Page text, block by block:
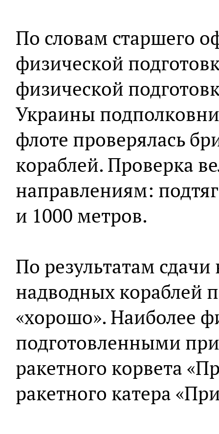
По словам старшего
физической
физической
Украины
флоте проверялась
кораблей. Проверка
направлениям:
и 1000 метров.
По результатам
надводных кораблей
«хорошо». Наиболее
подготовленными
ракетного корвета
ракетного катера